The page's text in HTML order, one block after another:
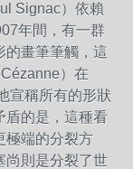
Signac）依賴
年間，有一群
的畫筆筆觸，這
）在
宣稱所有的形狀
盾的是，這種看
極端的分裂方
尚則是分裂了世